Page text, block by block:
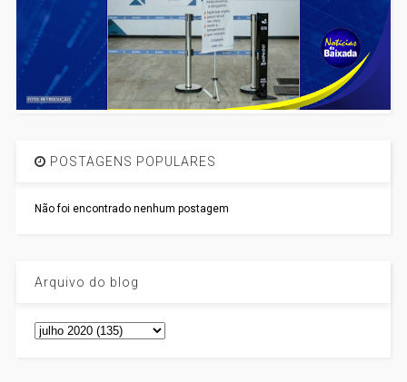
POSTAGENS POPULARES
Não foi encontrado nenhum postagem
Arquivo do blog